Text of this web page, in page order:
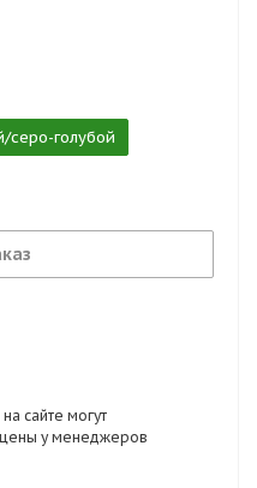
серо-голубой
сайте могут
цены у менеджеров